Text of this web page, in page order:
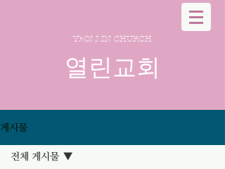
YEOLLIN CHURCH
열린교회
게시물
전체 게시물